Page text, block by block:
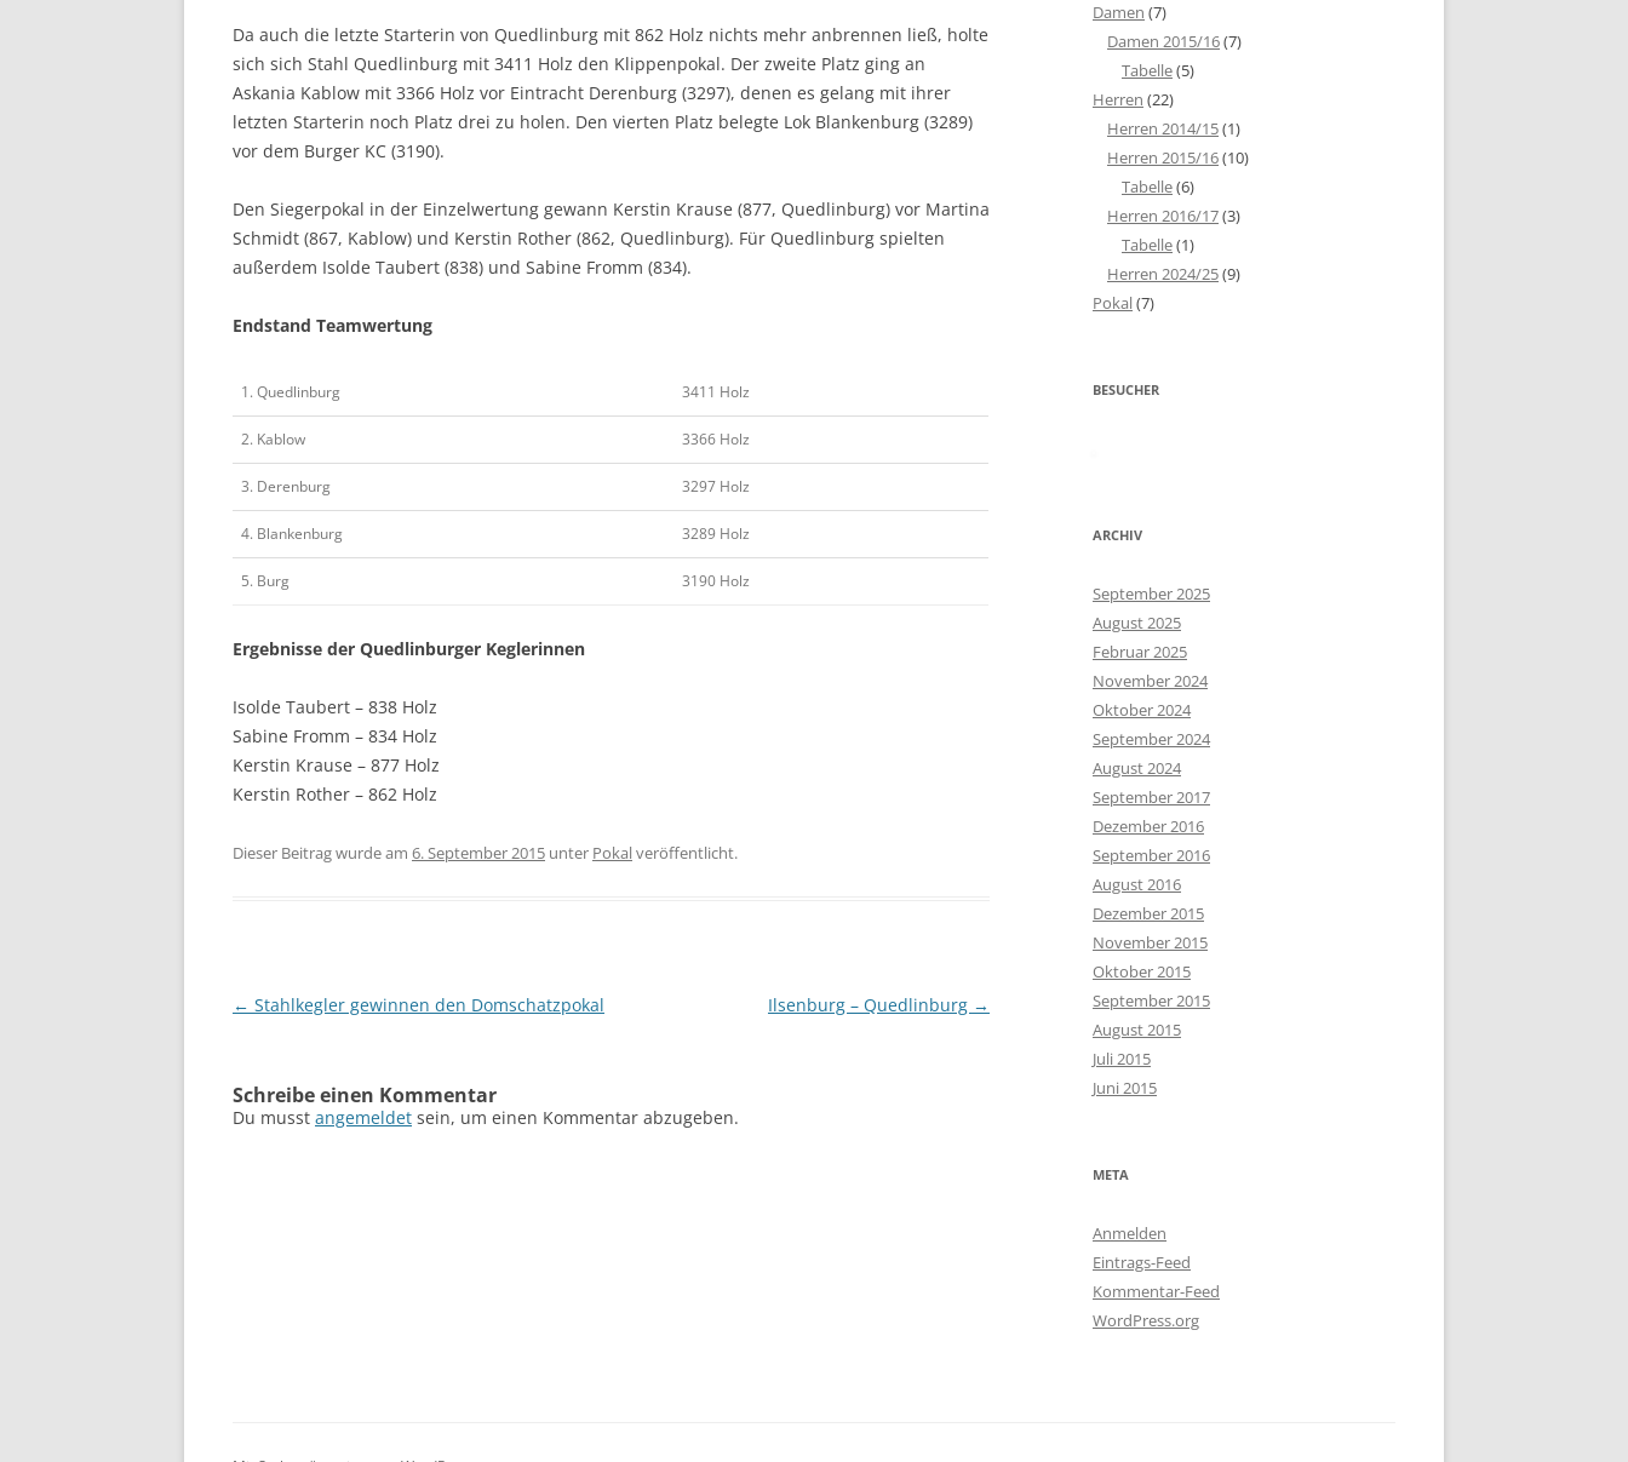
Da auch die letzte Starterin von Quedlinburg mit 862 Holz nichts mehr anbrennen ließ, holte
sich sich Stahl Quedlinburg mit 3411 Holz den Klippenpokal. Der zweite Platz ging an
Askania Kablow mit 3366 Holz vor Eintracht Derenburg (3297), denen es gelang mit ihrer
letzten Starterin noch Platz drei zu holen. Den vierten Platz belegte Lok Blankenburg (3289)
vor dem Burger KC (3190).
Den Siegerpokal in der Einzelwertung gewann Kerstin Krause (877, Quedlinburg) vor Martina
Schmidt (867, Kablow) und Kerstin Rother (862, Quedlinburg). Für Quedlinburg spielten
außerdem Isolde Taubert (838) und Sabine Fromm (834).
Endstand Teamwertung
1. Quedlinburg 3411 Holz
2. Kablow 3366 Holz
3. Derenburg 3297 Holz
4. Blankenburg 3289 Holz
5. Burg 3190 Holz
Ergebnisse der Quedlinburger Keglerinnen
Isolde Taubert – 838 Holz
Sabine Fromm – 834 Holz
Kerstin Krause – 877 Holz
Kerstin Rother – 862 Holz
Dieser Beitrag wurde am 6. September 2015 unter Pokalveröffentlicht.
Beitragsnavigation
← Stahlkegler gewinnen den Domschatzpokal Ilsenburg – Quedlinburg →
Schreibe einen Kommentar
Du musst angemeldet sein, um einen Kommentar abzugeben.
Damen (7)
Damen 2015/16(7)
Tabelle(5)
Herren (22)
Herren 2014/15(1)
Herren 2015/16(10)
Tabelle(6)
Herren 2016/17(3)
Tabelle(1)
Herren 2024/25(9)
Pokal(7)
BESUCHER
ARCHIV
September 2025
August 2025
Februar 2025
November 2024
Oktober 2024
September 2024
August 2024
September 2017
Dezember 2016
September 2016
August 2016
Dezember 2015
November 2015
Oktober 2015
September 2015
August 2015
Juli 2015
Juni 2015
META
Anmelden
Eintrags-Feed
Kommentar-Feed
WordPress.org